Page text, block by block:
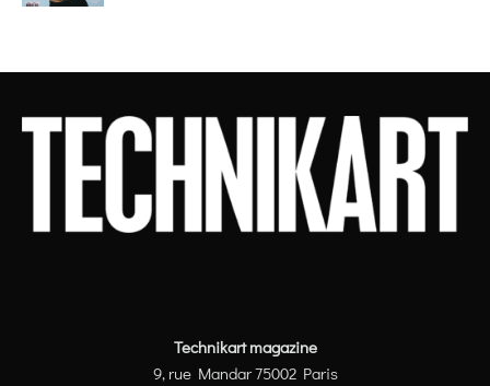
Technikart magazine
9, rue Mandar 75002 Paris